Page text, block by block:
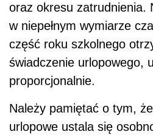
oraz okresu zatrudnienia.
w niepełnym wymiarze
część roku szkolnego
świadczenie urlopowego,
proporcjonalnie.
Należy pamiętać o tym,
urlopowe ustala się